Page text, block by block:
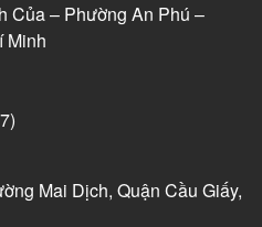
Của – Phường An Phú –
Minh
Mai Dịch, Quận Cầu Giấy,